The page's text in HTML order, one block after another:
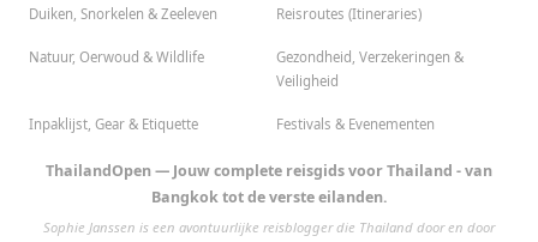
Duiken, Snorkelen & Zeeleven Reisroutes (Itineraries)
Natuur, Oerwoud & Wildlife
Gezondheid, Verzekeringen &
Veiligheid
Inpaklijst, Gear & Etiquette Festivals & Evenementen
ThailandOpen — Jouw complete reisgids voor Thailand - van
Bangkok tot de verste eilanden.
Sophie Janssen is een avontuurlijke reisblogger die Thailand door en door